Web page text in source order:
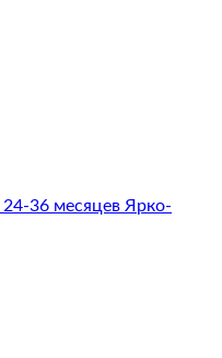
36 месяцев Ярко-